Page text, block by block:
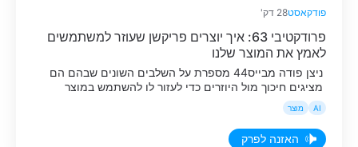
פודקאסט28 דק'
פרודקטיבי 63: איך יוצרים פריקשן שעוזר למשתמשים
לאמץ את המוצר שלנו
ניצן פודה מבייס44 מספרת על השלבים השונים שבהם הם
מציגים חיכוך מול היוזרים כדי לעזור לו להשתמש במוצר
באופן מיטבי.
AI מוצר
האזנה לפרק